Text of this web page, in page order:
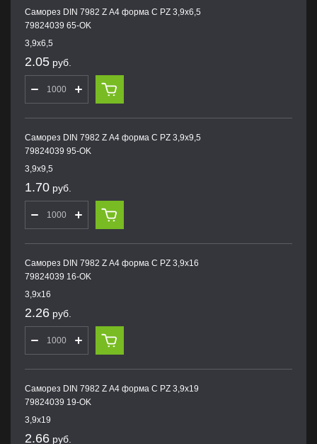
Саморез DIN 7982 Z А4 форма С PZ 3,9х6,5
79824039 65-OK
3,9х6,5
2.05 руб.
Саморез DIN 7982 Z А4 форма С PZ 3,9х9,5
79824039 95-OK
3,9х9,5
1.70 руб.
Саморез DIN 7982 Z А4 форма С PZ 3,9х16
79824039 16-OK
3,9х16
2.26 руб.
Саморез DIN 7982 Z А4 форма С PZ 3,9х19
79824039 19-OK
3,9х19
2.66 руб.